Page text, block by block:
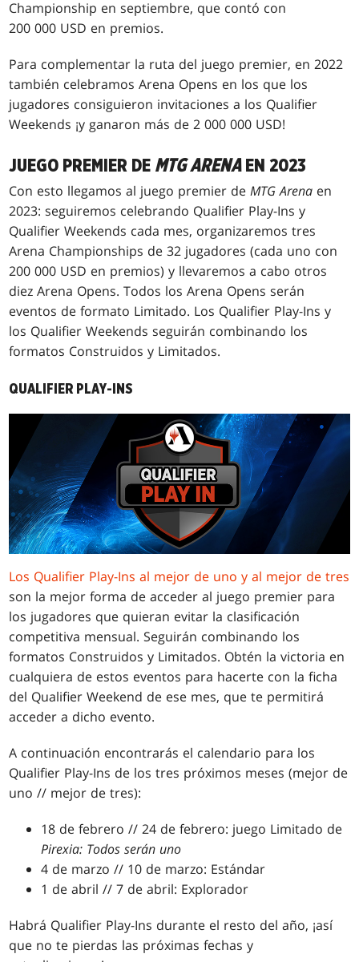
Championship en septiembre, que contó con
200 000 USD en premios.
Para complementar la ruta del juego premier, en 2022
también celebramos Arena Opens en los que los
jugadores consiguieron invitaciones a los Qualifier
Weekends ¡y ganaron más de 2 000 000 USD!
JUEGO PREMIER DE MTG ARENAEN 2023
Con esto llegamos al juego premier deMTG Arena en
2023: seguiremos celebrando Qualifier Play-Ins y
Qualifier Weekends cada mes, organizaremos tres
Arena Championships de 32 jugadores (cada uno con
200 000 USD en premios) y llevaremos a cabo otros
diez Arena Opens. Todos los Arena Opens serán
eventos de formato Limitado. Los Qualifier Play-Ins y
los Qualifier Weekends seguirán combinando los
formatos Construidos y Limitados.
QUALIFIER PLAY-INS
Los Qualifier Play-Ins al mejor de uno y al mejor de tres
son la mejor forma de acceder al juego premier para
los jugadores que quieran evitar la clasificación
competitiva mensual. Seguirán combinando los
formatos Construidos y Limitados. Obtén la victoria en
cualquiera de estos eventos para hacerte con la ficha
del Qualifier Weekend de ese mes, que te permitirá
acceder a dicho evento.
A continuación encontrarás el calendario para los
Qualifier Play-Ins de los tres próximos meses (mejor de
uno // mejor de tres):
18 de febrero // 24 de febrero: juego Limitado de
Pirexia: Todos serán uno
4 de marzo // 10 de marzo: Estándar
1 de abril // 7 de abril: Explorador
Habrá Qualifier Play-Ins durante el resto del año, ¡así
que no te pierdas las próximas fechas y